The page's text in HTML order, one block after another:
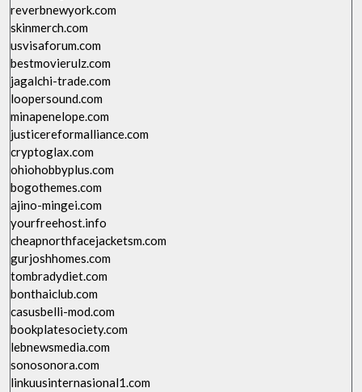
reverbnewyork.com
skinmerch.com
usvisaforum.com
bestmovierulz.com
jagalchi-trade.com
loopersound.com
minapenelope.com
justicereformalliance.com
cryptoglax.com
ohiohobbyplus.com
bogothemes.com
ajino-mingei.com
yourfreehost.info
cheapnorthfacejacketsm.com
gurjoshhomes.com
tombradydiet.com
bonthaiclub.com
casusbelli-mod.com
bookplatesociety.com
lebnewsmedia.com
sonosonora.com
linkuusinternasional1.com